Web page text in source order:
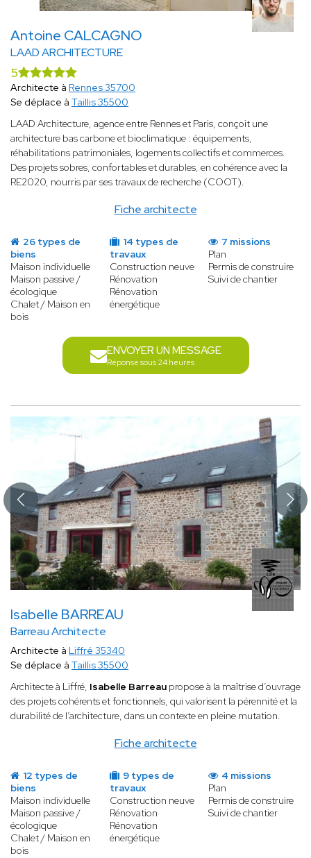
Antoine CALCAGNO
LAAD ARCHITECTURE
Fiche architecte
5
Architecte à Rennes 35700
Se déplace à Taillis 35500
LAAD Architecture, agence entre Rennes et Paris, conçoit une
architecture bas carbone et bioclimatique : équipements,
réhabilitations patrimoniales, logements collectifs et commerces.
Des projets sobres, confortables et durables, en cohérence avec la
RE2020, nourris par ses travaux de recherche (COOT).
26 types de
biens
Maison individuelle
Maison passive /
écologique
Chalet / Maison en
bois
14 types de
travaux
Construction neuve
Rénovation
Rénovation
énergétique
7 missions
Plan
Permis de construire
Suivi de chantier
ENVOYER UN MESSAGE
Réponse sous 24 heures
Isabelle BARREAU
Barreau Architecte
Fiche architecte
Architecte à Liffré 35340
Se déplace à Taillis 35500
Architecte à Liffré, Isabelle Barreau propose à la maîtrise d’ouvrage
des projets cohérents et fonctionnels, qui valorisent la pérennité et la
durabilité de l’architecture, dans un contexte en pleine mutation.
12 types de
biens
Maison individuelle
Maison passive /
écologique
Chalet / Maison en
bois
9 types de
travaux
Construction neuve
Rénovation
Rénovation
énergétique
4 missions
Plan
Permis de construire
Suivi de chantier